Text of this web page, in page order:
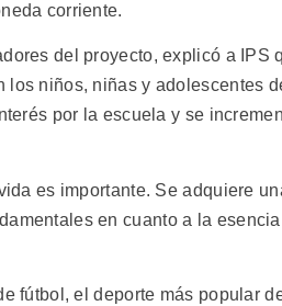
corriente.
del proyecto, explicó a IPS
los niños, niñas y adolescentes
por la escuela y se
es importante. Se adquiere
en cuanto a la
fútbol, el deporte más popular